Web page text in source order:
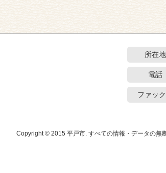
所在地
電話
ファッ
Copyright © 2015 平戸市. すべての情報・データの無